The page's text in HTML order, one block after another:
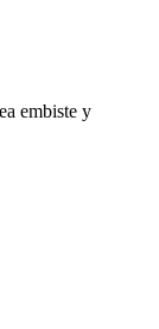
embiste y